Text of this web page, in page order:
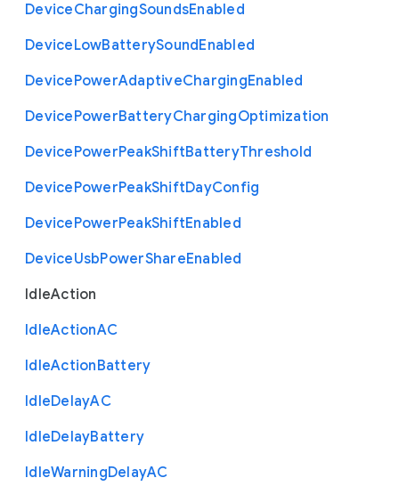
DeviceChargingSoundsEnabled
DeviceLowBatterySoundEnabled
DevicePowerAdaptiveChargingEnabled
DevicePowerBatteryChargingOptimization
DevicePowerPeakShiftBatteryThreshold
DevicePowerPeakShiftDayConfig
DevicePowerPeakShiftEnabled
DeviceUsbPowerShareEnabled
IdleAction
IdleActionAC
IdleActionBattery
IdleDelayAC
IdleDelayBattery
IdleWarningDelayAC